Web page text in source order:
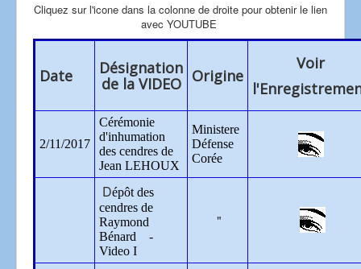
Cliquez sur l'icone dans la colonne de droite pour obtenir le lien
avec YOUTUBE
Date
Désignation
de la VIDEO
Origine
Voir
2/11/2017
Cérémonie
d'inhumation
des cendres de
Jean LEHOUX
Ministere
Défense
Corée
Dépôt des
cendres de
Raymond
Bénard -
Video I
"